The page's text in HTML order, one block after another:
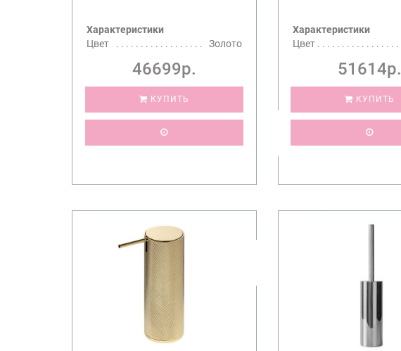
Характеристики
Цвет
Золото
46699р.
КУПИТЬ
Характеристики
Цвет
51614р.
КУПИТЬ